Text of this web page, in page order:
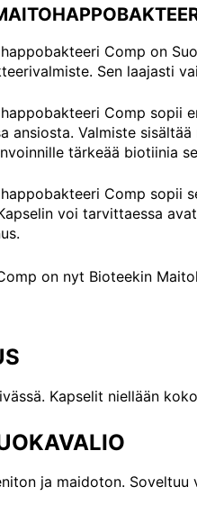
Comp on
Sen laajasti
Comp sopii
ansiosta. Valmiste
tärkeää biotiinia
Comp sopii
voi tarvittaessa
Kapselit niellään
ja maidoton. Soveltuu